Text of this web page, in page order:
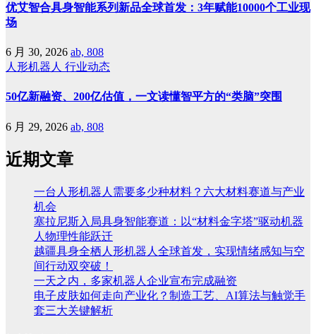
优艾智合具身智能系列新品全球首发：3年赋能10000个工业现
场
6 月 30, 2026 ab, 808
人形机器人 行业动态
50亿新融资、200亿估值，一文读懂智平方的“类脑”突围
6 月 29, 2026 ab, 808
近期文章
一台人形机器人需要多少种材料？六大材料赛道与产业
机会
塞拉尼斯入局具身智能赛道：以“材料金字塔”驱动机器
人物理性能跃迁
越疆具身全栖人形机器人全球首发，实现情绪感知与空
间行动双突破！
一天之内，多家机器人企业宣布完成融资
电子皮肤如何走向产业化？制造工艺、AI算法与触觉手
套三大关键解析